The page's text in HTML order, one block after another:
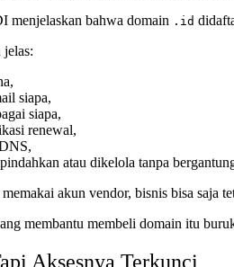
menjelaskan bahwa domain .id
siapa,
siapa,
renewal,
atau dikelola tanpa
akun vendor, bisnis bisa saja
membantu membeli domain itu
Aksesnya Terkunci